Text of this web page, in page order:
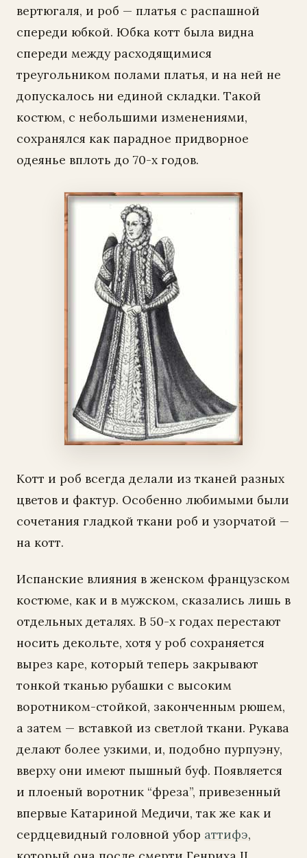
вертюгаля, и роб — платья с распашной
спереди юбкой. Юбка котт была видна
спереди между расходящимися
треугольником полами платья, и на ней не
допускалось ни единой складки. Такой
костюм, с небольшими изменениями,
сохранялся как парадное придворное
одеянье вплоть до 70-х годов.
Котт и роб всегда делали из тканей разных
цветов и фактур. Особенно любимыми были
сочетания гладкой ткани роб и узорчатой —
на котт.
Испанские влияния в женском французском
костюме, как и в мужском, сказались лишь в
отдельных деталях. В 50-х годах перестают
носить декольте, хотя у роб сохраняется
вырез каре, который теперь закрывают
тонкой тканью рубашки с высоким
воротником-стойкой, законченным рюшем,
а затем — вставкой из светлой ткани. Рукава
делают более узкими, и, подобно пурпуэну,
вверху они имеют пышный буф. Появляется
и плоеный воротник “фреза”, привезенный
впервые Катариной Медичи, так же как и
сердцевидный головной убор аттифэ,